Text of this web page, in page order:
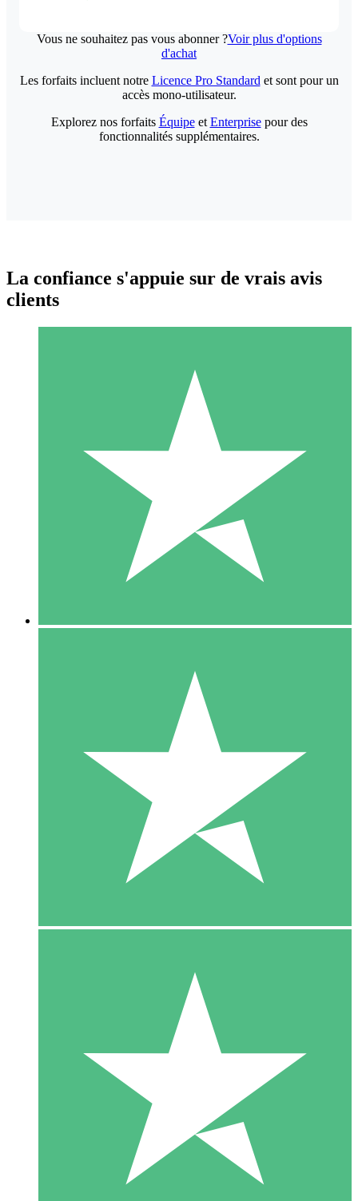
Vous ne souhaitez pas vous abonner ?Voir plus d'options
d'achat
Packs de Crédits Individuels
Payez à l'utilisation avec des crédits de téléchargement. Sans
1 Téléchargement
10 00
10 Téléchargements
20 00
Les forfaits incluent notre Licence Pro Standard et sont pour un
accès mono-utilisateur.
Explorez nos forfaits Équipeet Enterprisepour des
fonctionnalités supplémentaires.
La confiance s'appuie sur de vrais avis
clients